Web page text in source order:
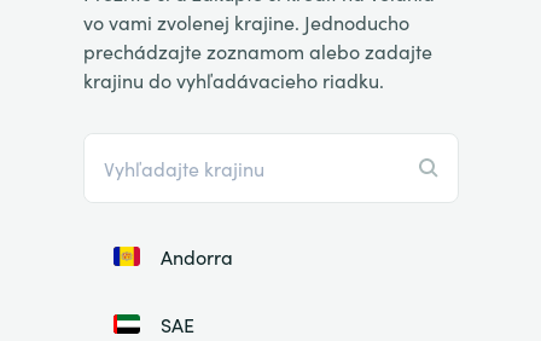
vo vami zvolenej krajine. Jednoducho
prechádzajte zoznamom alebo zadajte
krajinu do vyhľadávacieho riadku.
Andorra
SAE